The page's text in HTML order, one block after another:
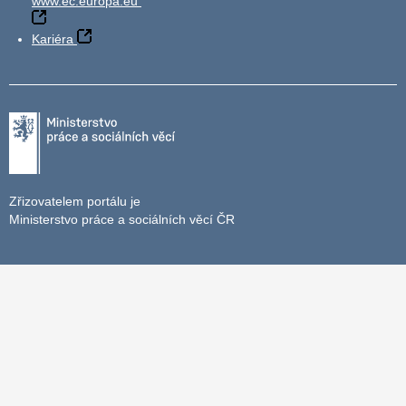
Kariéra
Zřizovatelem portálu je
Ministerstvo práce a sociálních věcí ČR